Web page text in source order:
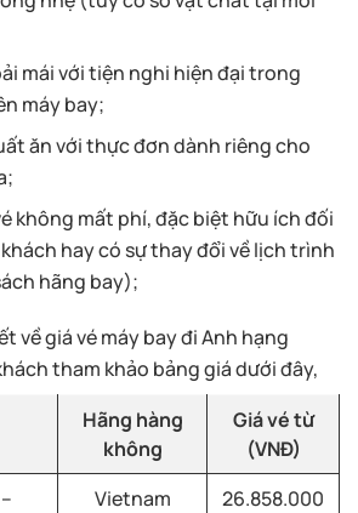
mái với tiện nghi hiện đại trong
máy bay;
ăn với thực đơn dành riêng cho
không mất phí, đặc biệt hữu ích đối
hay có sự thay đổi về lịch trình
hãng bay);
về giá vé máy bay đi Anh hạng
tham khảo bảng giá dưới đây,
Hãng hàng
không
Giá vé từ
(VNĐ)
Vietnam
26.858.000